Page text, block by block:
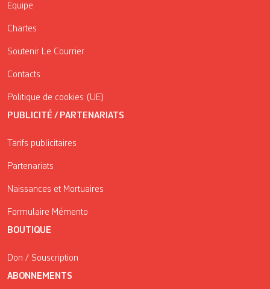
Équipe
Chartes
Soutenir Le Courrier
Contacts
Politique de cookies (UE)
PUBLICITÉ / PARTENARIATS
Tarifs publicitaires
Partenariats
Naissances et Mortuaires
Formulaire Mémento
BOUTIQUE
Don / Souscription
ABONNEMENTS